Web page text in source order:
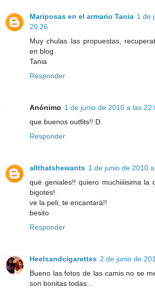
Mariposas en el armario Tania 1 de
20:26
Muy chulas las propuestas,
en blog.
Tania
Responder
Anónimo 1 de junio de 2010 a las
que buenos outfits!!:D
Responder
allthatshewants 1 de junio de 2010
qué geniales!! quiero muchiiiisima la
bigotes!
ve la peli, te encantará!!
besito
Responder
Heelsandcigarettes 2 de junio de
Bueno las fotos de las camis no se
son bonitas todas...